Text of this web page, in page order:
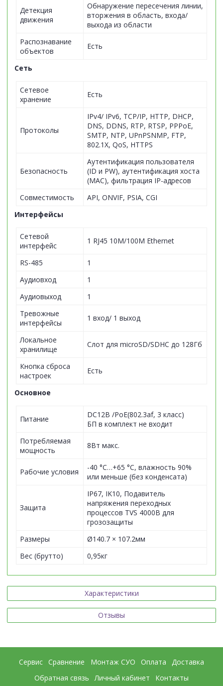
Детекция
движения
Обнаружение пересечения линии,
вторжения в область, входа/
выхода из области
Распознавание
объектов
Есть
Сеть
Сетевое
хранение
Есть
Протоколы
IPv4/ IPv6, TCP/IP, HTTP, DHCP,
DNS, DDNS, RTP, RTSP, PPPoE,
SMTP, NTP, UPnPSNMP, FTP,
802.1X, QoS, HTTPS
Безопасность
Аутентификация пользователя
(ID и PW), аутентификация хоста
(MAC), фильтрация IP-адресов
Совместимость
API, ONVIF, PSIA, CGI
Интерфейсы
Сетевой
интерфейс
1 RJ45 10M/100M Ethernet
RS-485
1
Аудиовход
1
Аудиовыход
1
Тревожные
интерфейсы
1 вход/ 1 выход
Локальное
хранилище
Слот для microSD/SDHC до 128Гб
Кнопка сброса
настроек
Есть
Основное
Питание
DC12В /PoE(802.3af, 3 класс)
БП в комплект не входит
Потребляемая
мощность
8Вт макс.
Рабочие условия
-40 °C…+65 °C, влажность 90%
или меньше (без конденсата)
Защита
IP67, IK10, Подавитель
напряжения переходных
процессов TVS 4000В для
грозозащиты
Размеры
Ø140.7 × 107.2мм
Вес (брутто)
0,95кг
Характеристики
Отзывы
Сервис Сравнение Монтаж СУО Оплата
Доставка
Обратная связь
Личный кабинет Контакты